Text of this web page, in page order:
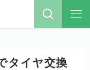
タイヤ交換